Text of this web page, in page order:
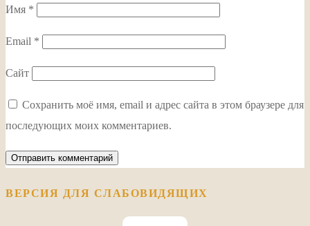
Имя *
Email *
Сайт
Сохранить моё имя, email и адрес сайта в этом браузере для
последующих моих комментариев.
ВЕРСИЯ ДЛЯ СЛАБОВИДЯЩИХ